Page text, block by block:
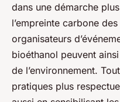
dans une démarche
l’empreinte carbone
organisateurs
bioéthanol peuvent
de l’environnement.
pratiques plus